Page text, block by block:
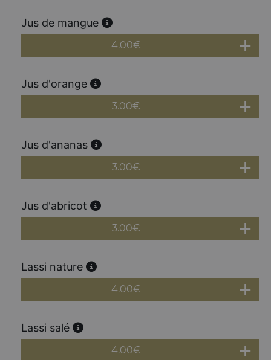
Jus de mangue
4.00€
Jus d'orange
3.00€
Jus d'ananas
3.00€
Jus d'abricot
3.00€
Lassi nature
4.00€
Lassi salé
4.00€